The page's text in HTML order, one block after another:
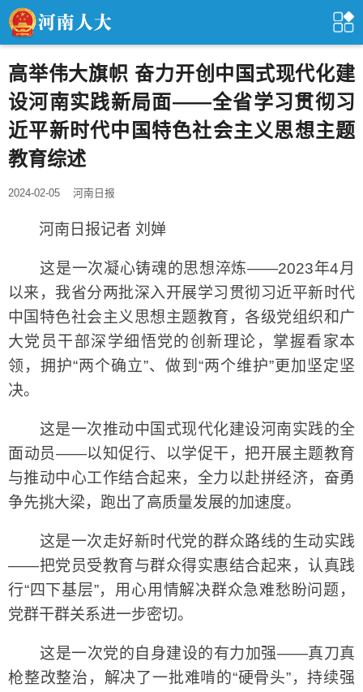
高举伟大旗帜 奋力开创中国式现代化建
设河南实践新局面——全省学习贯彻习
近平新时代中国特色社会主义思想主题
教育综述
2024-02-05 河南日报
河南日报记者 刘婵
这是一次凝心铸魂的思想淬炼——2023年4月
以来，我省分两批深入开展学习贯彻习近平新时代
中国特色社会主义思想主题教育，各级党组织和广
大党员干部深学细悟党的创新理论，掌握看家本
领，拥护“两个确立”、做到“两个维护”更加坚定坚
决。
这是一次推动中国式现代化建设河南实践的全
面动员——以知促行、以学促干，把开展主题教育
与推动中心工作结合起来，全力以赴拼经济，奋勇
争先挑大梁，跑出了高质量发展的加速度。
这是一次走好新时代党的群众路线的生动实践
——把党员受教育与群众得实惠结合起来，认真践
行“四下基层”，用心用情解决群众急难愁盼问题，
党群干群关系进一步密切。
这是一次党的自身建设的有力加强——真刀真
枪整改整治，解决了一批难啃的“硬骨头”，持续强